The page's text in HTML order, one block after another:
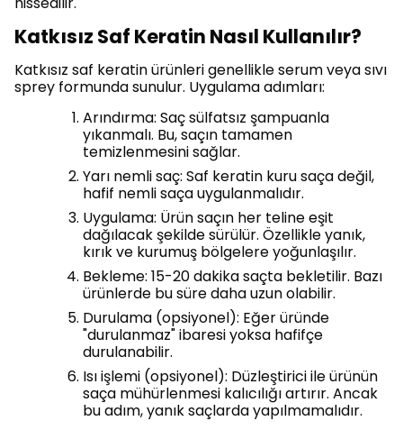
Katkısız Saf Keratin Nasıl Kullanılır?
Katkısız saf keratin ürünleri genellikle serum veya sıvı
sprey formunda sunulur. Uygulama adımları:
Arındırma: Saç sülfatsız şampuanla
yıkanmalı. Bu, saçın tamamen
temizlenmesini sağlar.
Yarı nemli saç: Saf keratin kuru saça değil,
hafif nemli saça uygulanmalıdır.
Uygulama: Ürün saçın her teline eşit
dağılacak şekilde sürülür. Özellikle yanık,
kırık ve kurumuş bölgelere yoğunlaşılır.
Bekleme: 15-20 dakika saçta bekletilir. Bazı
ürünlerde bu süre daha uzun olabilir.
Durulama (opsiyonel): Eğer üründe
"durulanmaz" ibaresi yoksa hafifçe
durulanabilir.
Isı işlemi (opsiyonel): Düzleştirici ile ürünün
saça mühürlenmesi kalıcılığı artırır. Ancak
bu adım, yanık saçlarda yapılmamalıdır.